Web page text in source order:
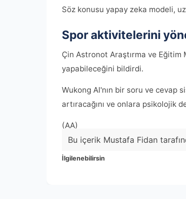
Söz konusu yapay zeka modeli,
Spor aktivitelerini
Çin Astronot Araştırma ve
yapabileceğini bildirdi.
Wukong AI'nın bir soru ve cevap
artıracağını ve onlara psikolojik
(AA)
Bu içerik Mustafa Fidan
İlgilenebilirsin